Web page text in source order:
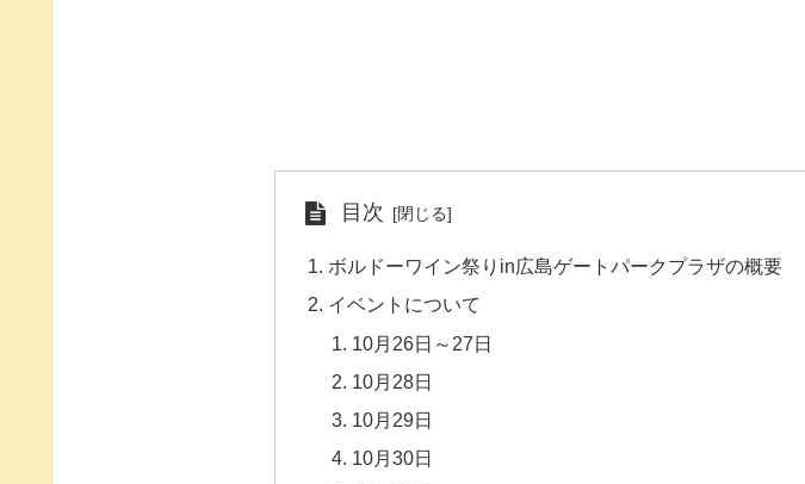
目次
ボルドーワイン祭りin広島ゲートパークプラザの概要
イベントについて
10月26日～27日
10月28日
10月29日
10月30日